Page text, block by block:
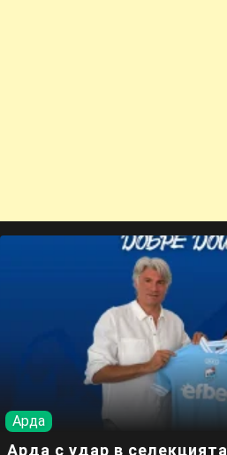
Арда
Арда с удар в селекцията